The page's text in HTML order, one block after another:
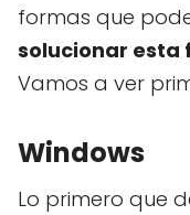
formas que
solucionar esta
Vamos a ver
Windows
Lo primero que